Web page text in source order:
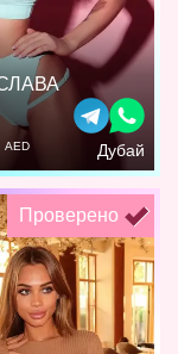
AED Дубай
Проверено